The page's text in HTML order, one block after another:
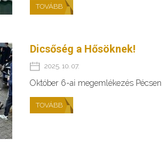
TOVÁBB
Dicsőség a Hősöknek!
2025. 10. 07.
Október 6-ai megemlékezés Pécsen
TOVÁBB